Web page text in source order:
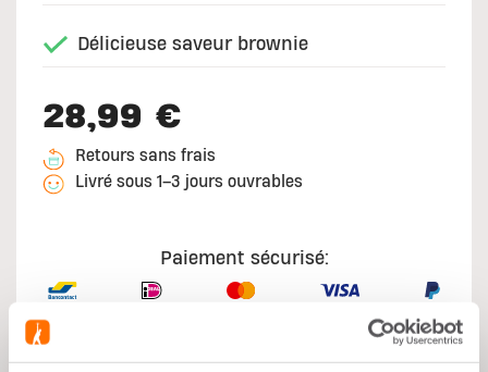
Délicieuse saveur brownie
28,99 €
Retours sans frais
Livré sous 1–3 jours ouvrables
Paiement sécurisé: